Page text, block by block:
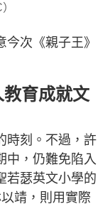
次《親子王》
育成就文
時刻。不過，許
中，仍難免陷入
若瑟英文小學的
靖，則用實際